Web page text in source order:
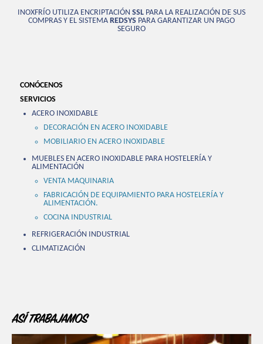
INOXFRÍO UTILIZA ENCRIPTACIÓN SSL PARA LA REALIZACIÓN DE SUS
COMPRAS Y EL SISTEMA REDSYS PARA GARANTIZAR UN PAGO
SEGURO
CONÓCENOS
SERVICIOS
ACERO INOXIDABLE
DECORACIÓN EN ACERO INOXIDABLE
MOBILIARIO EN ACERO INOXIDABLE
MUEBLES EN ACERO INOXIDABLE PARA HOSTELERÍA Y
ALIMENTACIÓN
VENTA MAQUINARIA
FABRICACIÓN DE EQUIPAMIENTO PARA HOSTELERÍA Y
ALIMENTACIÓN.
COCINA INDUSTRIAL
REFRIGERACIÓN INDUSTRIAL
CLIMATIZACIÓN
ASÍ TRABAJAMOS